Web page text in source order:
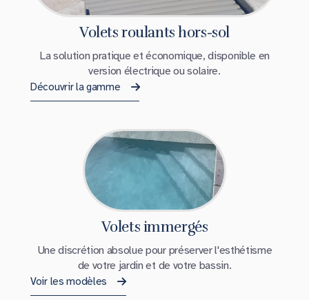
Volets roulants hors-sol
La solution pratique et économique, disponible en
version électrique ou solaire.
Découvrir la gamme
Volets immergés
Une discrétion absolue pour préserver l'esthétisme
de votre jardin et de votre bassin.
Voir les modèles